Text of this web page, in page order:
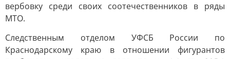
вербовку среди своих соотечественников в ряды
МТО.
Следственным отделом УФСБ России по
Краснодарскому краю в отношении фигурантов